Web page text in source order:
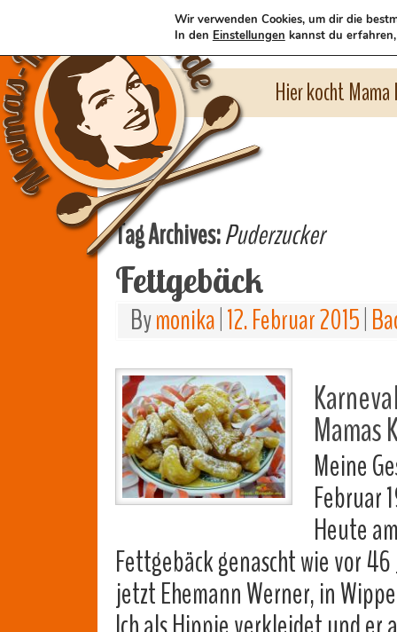
Hier kocht
Tag Archives:Puderzucker
Fettgebäck
Bymonika 12. Februar 2015
Mamas
Meine
Februar
Heute
Fettgebäck genascht wie vor
jetzt Ehemann Werner, in
Wir verwenden Cookies, um dir die
In den Einstellungen kannst du